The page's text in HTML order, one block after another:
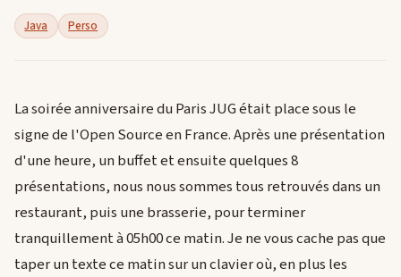
Java Perso
La soirée anniversaire du Paris JUG était place sous le
signe de l'Open Source en France. Après une présentation
d'une heure, un buffet et ensuite quelques 8
présentations, nous nous sommes tous retrouvés dans un
restaurant, puis une brasserie, pour terminer
tranquillement à 05h00 ce matin. Je ne vous cache pas que
taper un texte ce matin sur un clavier où, en plus les